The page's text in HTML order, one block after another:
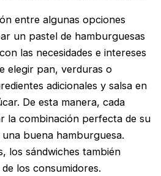
entre algunas opciones
un pastel de hamburguesas
las necesidades e intereses
elegir pan, verduras o
adicionales y salsa en
De esta manera, cada
la combinación perfecta de su
buena hamburguesa.
los sándwiches también
los consumidores.